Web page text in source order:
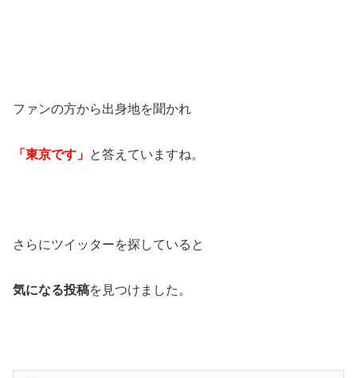
ファンの方から出身地を聞かれ
「東京です」 と答えていますね。
さらにツイッターを探していると
気になる投稿を見つけました。